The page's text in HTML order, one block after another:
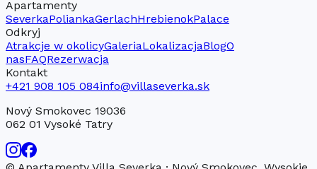
Apartamenty
SeverkaPoliankaGerlachHrebienokPalace
Odkryj
Atrakcje w okolicyGaleriaLokalizacjaBlogO
nasFAQRezerwacja
Kontakt
+421 908 105 084info@villaseverka.sk
Nový Smokovec 19036
062 01 Vysoké Tatry